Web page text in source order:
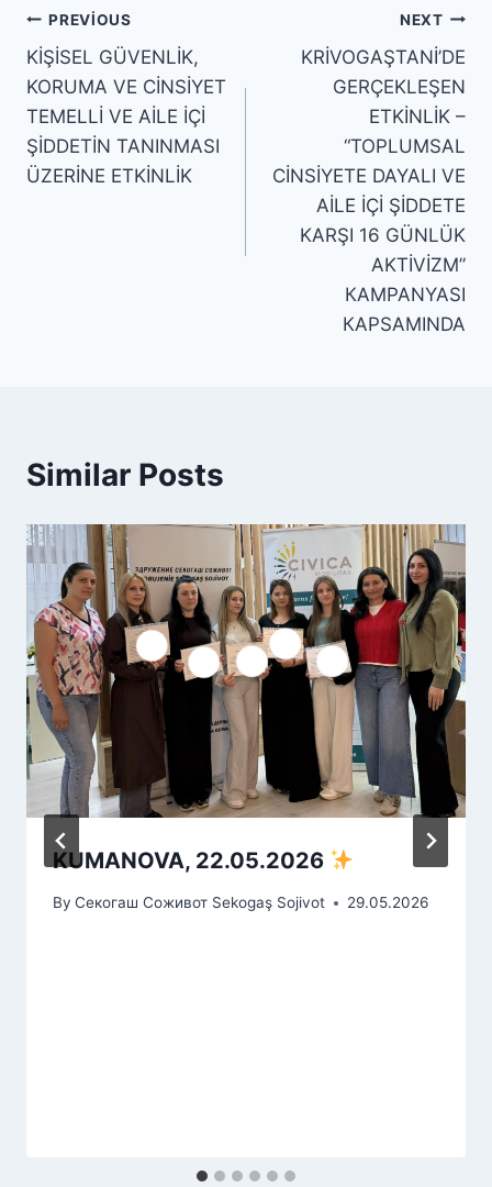
Yazı
gezinmesi
PREVIOUS
KİŞİSEL GÜVENLİK,
KORUMA VE CİNSİYET
TEMELLİ VE AİLE İÇİ
ŞİDDETİN TANINMASI
ÜZERİNE ETKİNLİK
NEXT
KRİVOGAŞTANİ’DE
GERÇEKLEŞEN
ETKİNLİK –
“TOPLUMSAL
CİNSİYETE DAYALI VE
AİLE İÇİ ŞİDDETE
KARŞI 16 GÜNLÜK
AKTİVİZM”
КАМPANYASI
КAPSAMINDA
Similar Posts
KUMANOVA, 22.05.2026
By Секогаш Соживот Sekogaş Sojivot 29.05.2026